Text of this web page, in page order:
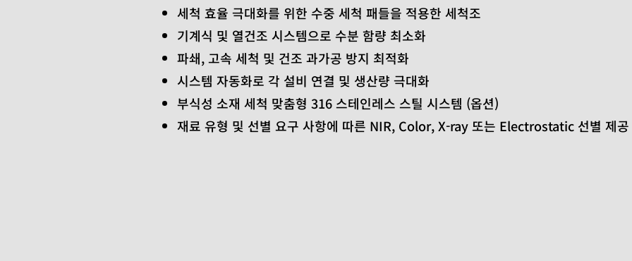
세척 효율 극대화를 위한 수중 세척 패들을 적용한 세척조
​기계식 및 열건조 시스템으로 수분 함량 최소화
파쇄, 고속 세척 및 건조 과가공 방지 최적화
​시스템 자동화로 각 설비 연결 및 생산량 극대화
부식성 소재 세척 맞춤형 316 스테인레스 스틸 시스템 (옵션)
재료 유형 및 선별 요구 사항에 따른 NIR, Color, X-ray 또는 Electrostatic 선별 제공